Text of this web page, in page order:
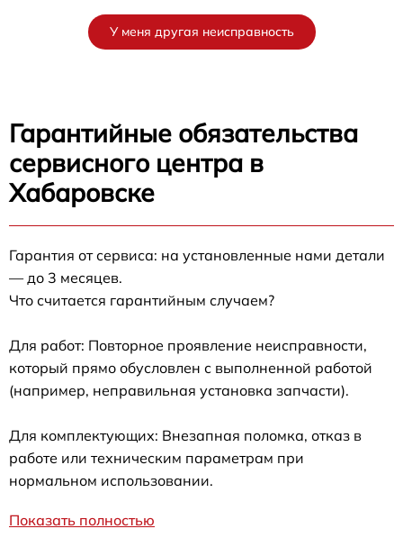
У меня другая неисправность
Гарантийные обязательства
сервисного центра в
Хабаровске
Гарантия от сервиса: на установленные нами детали
— до 3 месяцев.
Что считается гарантийным случаем?
Для работ: Повторное проявление неисправности,
который прямо обусловлен с выполненной работой
(например, неправильная установка запчасти).
Для комплектующих: Внезапная поломка, отказ в
работе или техническим параметрам при
нормальном использовании.
Показать полностью